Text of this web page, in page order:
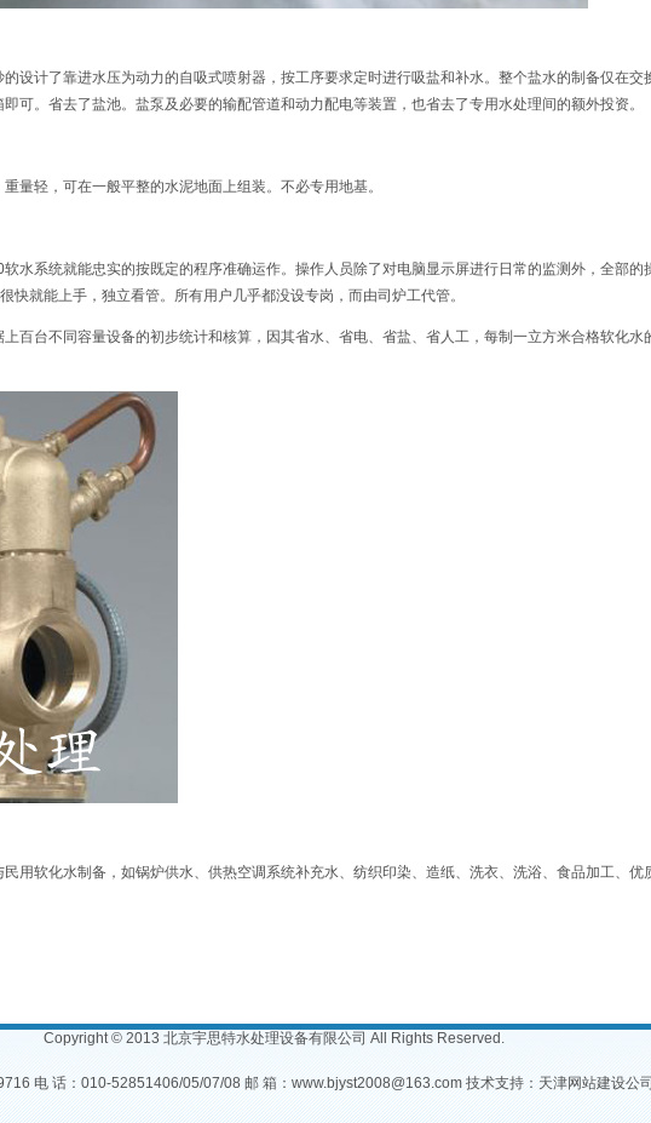
设计了靠进水压为动力的自吸式喷射器，按工序要求定时进行吸盐和补水。整个盐水的制备仅在
可。省去了盐池。盐泵及必要的输配管道和动力配电等装置，也省去了专用水处理间的额外投资。
量轻，可在一般平整的水泥地面上组装。不必专用地基。
水系统就能忠实的按既定的程序准确运作。操作人员除了对电脑显示屏进行日常的监测外，全部的
快就能上手，独立看管。所有用户几乎都没设专岗，而由司炉工代管。
百台不同容量设备的初步统计和核算，因其省水、省电、省盐、省人工，每制一立方米合格软化水
用软化水制备，如锅炉供水、供热空调系统补充水、纺织印染、造纸、洗衣、洗浴、食品加工、优
Copyright © 2013 北京宇思特水处理设备有限公司 All Rights Reserved.
电 话：010-52851406/05/07/08 邮 箱：www.bjyst2008@163.com 技术支持： 天津网站建设公司